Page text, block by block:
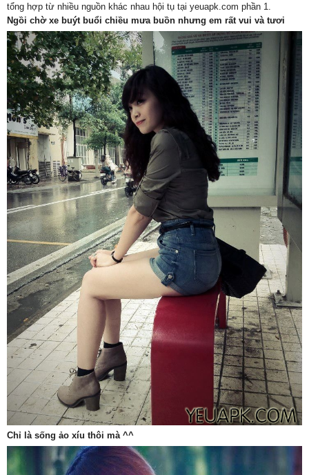
tổng hợp từ nhiều nguồn khác nhau hội tụ tại yeuapk.com phần 1.
Ngồi chờ xe buýt buổi chiều mưa buồn nhưng em rất vui và tươi
Chỉ là sống ảo xíu thôi mà ^^